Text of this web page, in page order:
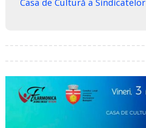
Casa de Cultură a Sindicatelor